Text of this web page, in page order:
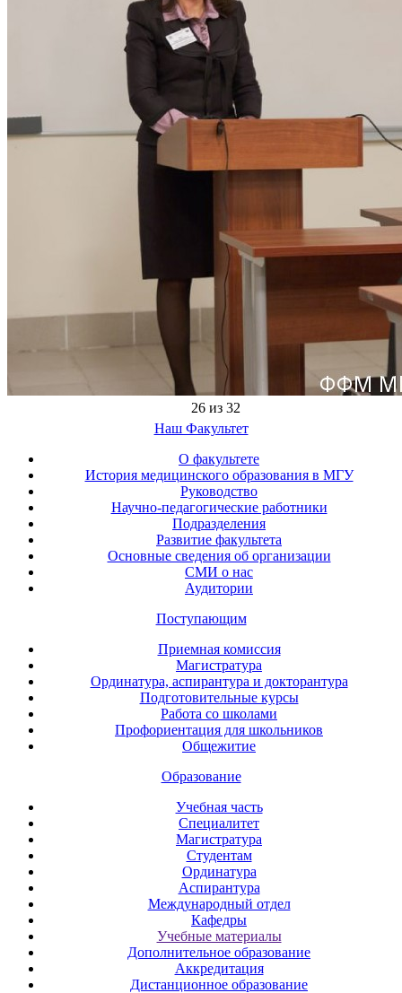
26 из 32
Наш Факультет
О факультете
История медицинского образования в МГУ
Руководство
Научно-педагогические работники
Подразделения
Развитие факультета
Основные сведения об организации
СМИ о нас
Аудитории
Поступающим
Приемная комиссия
Магистратура
Ординатура, аспирантура и докторантура
Подготовительные курсы
Работа со школами
Профориентация для школьников
Общежитие
Образование
Учебная часть
Специалитет
Магистратура
Студентам
Ординатура
Аспирантура
Международный отдел
Кафедры
Учебные материалы
Дополнительное образование
Аккредитация
Дистанционное образование